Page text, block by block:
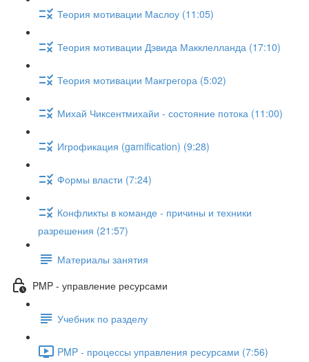
Теория мотивации Маслоу (11:05)
Теория мотивации Дэвида Макклелланда (17:10)
Теория мотивации Макгрегора (5:02)
Михай Чиксентмихайи - состояние потока (11:00)
Игрофикация (gamification) (9:28)
Формы власти (7:24)
Конфликты в команде - причины и техники
разрешения (21:57)
Материалы занятия
PMP - управление ресурсами
Учебник по разделу
PMP - процессы управления ресурсами (7:56)